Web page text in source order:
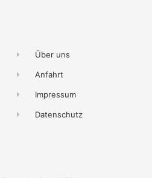
Über uns
Anfahrt
Impressum
Datenschutz